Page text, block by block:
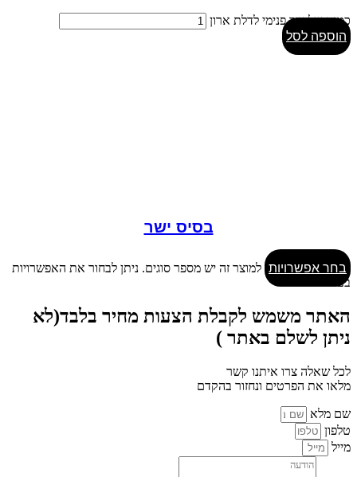
כמות של ציר פנימי לדלת ארון
הוספה לסל
בסיס ישר
בחר אפשרויות למוצר זה יש מספר סוגים. ניתן לבחור את האפשרויות
בעמוד המוצר
האתר משמש לקבלת הצעות מחיר בלבד(לא
ניתן לשלם באתר )
לכל שאלה צרו איתנו קשר
מלאו את הפרטים ונחזור בהקדם
שם מלא
טלפון
מייל